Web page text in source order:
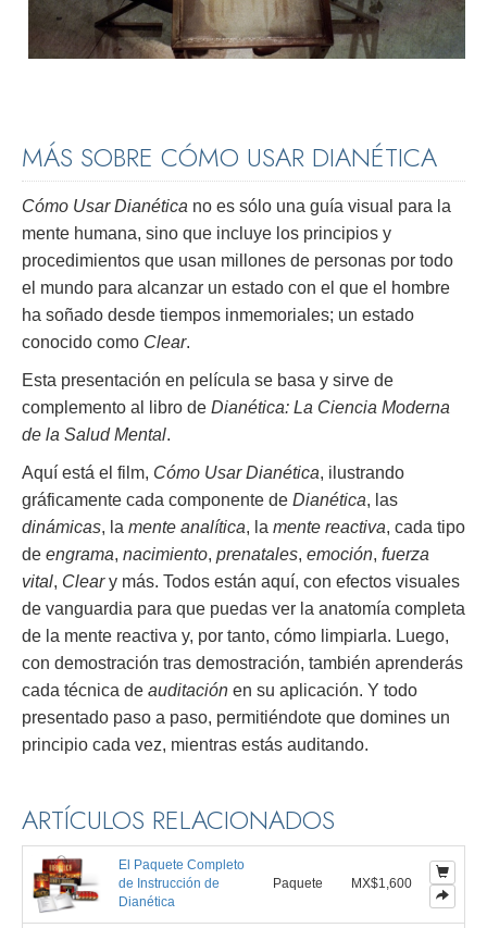
MÁS SOBRE CÓMO USAR DIANÉTICA
Cómo Usar Dianética no es sólo una guía visual para la
mente humana, sino que incluye los principios y
procedimientos que usan millones de personas por todo
el mundo para alcanzar un estado con el que el hombre
ha soñado desde tiempos inmemoriales; un estado
conocido como Clear.
Esta presentación en película se basa y sirve de
complemento al libro de Dianética: La Ciencia Moderna
de la Salud Mental.
Aquí está el film, Cómo Usar Dianética, ilustrando
gráficamente cada componente de Dianética, las
dinámicas, la mente analítica, la mente reactiva, cada tipo
de engrama, nacimiento, prenatales, emoción, fuerza
vital, Cleary más. Todos están aquí, con efectos visuales
de vanguardia para que puedas ver la anatomía completa
de la mente reactiva y, por tanto, cómo limpiarla. Luego,
con demostración tras demostración, también aprenderás
cada técnica de auditación en su aplicación. Y todo
presentado paso a paso, permitiéndote que domines un
principio cada vez, mientras estás auditando.
ARTÍCULOS RELACIONADOS
El Paquete Completo
de Instrucción de
Dianética
Paquete MX$1,600